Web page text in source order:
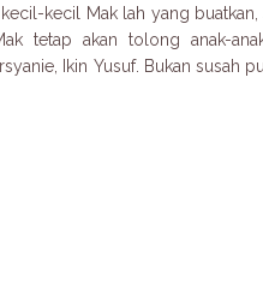
kecil Mak lah yang
tetap akan tolong anak-
Ikin Yusuf. Bukan susah